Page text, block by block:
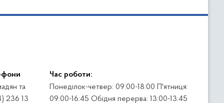
та
236 13
Час роботи:
Понеділок-четвер: 09:00-18:00 П'ятниця:
09:00-16:45 Обідня перерва: 13:00-13:45